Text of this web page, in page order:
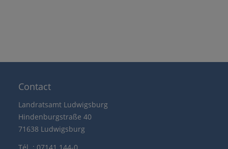
Contact
Landratsamt Ludwigsburg
Hindenburgstraße 40
71638 Ludwigsburg